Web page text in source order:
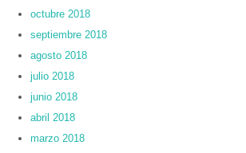
octubre 2018
septiembre 2018
agosto 2018
julio 2018
junio 2018
abril 2018
marzo 2018